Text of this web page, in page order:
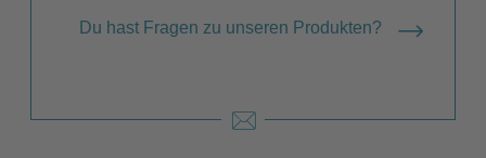
Du hast Fragen zu unseren Produkten?